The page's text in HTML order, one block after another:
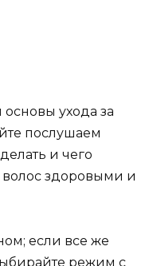
ухода за
послушаем
и чего
здоровыми и
если все же
режим с